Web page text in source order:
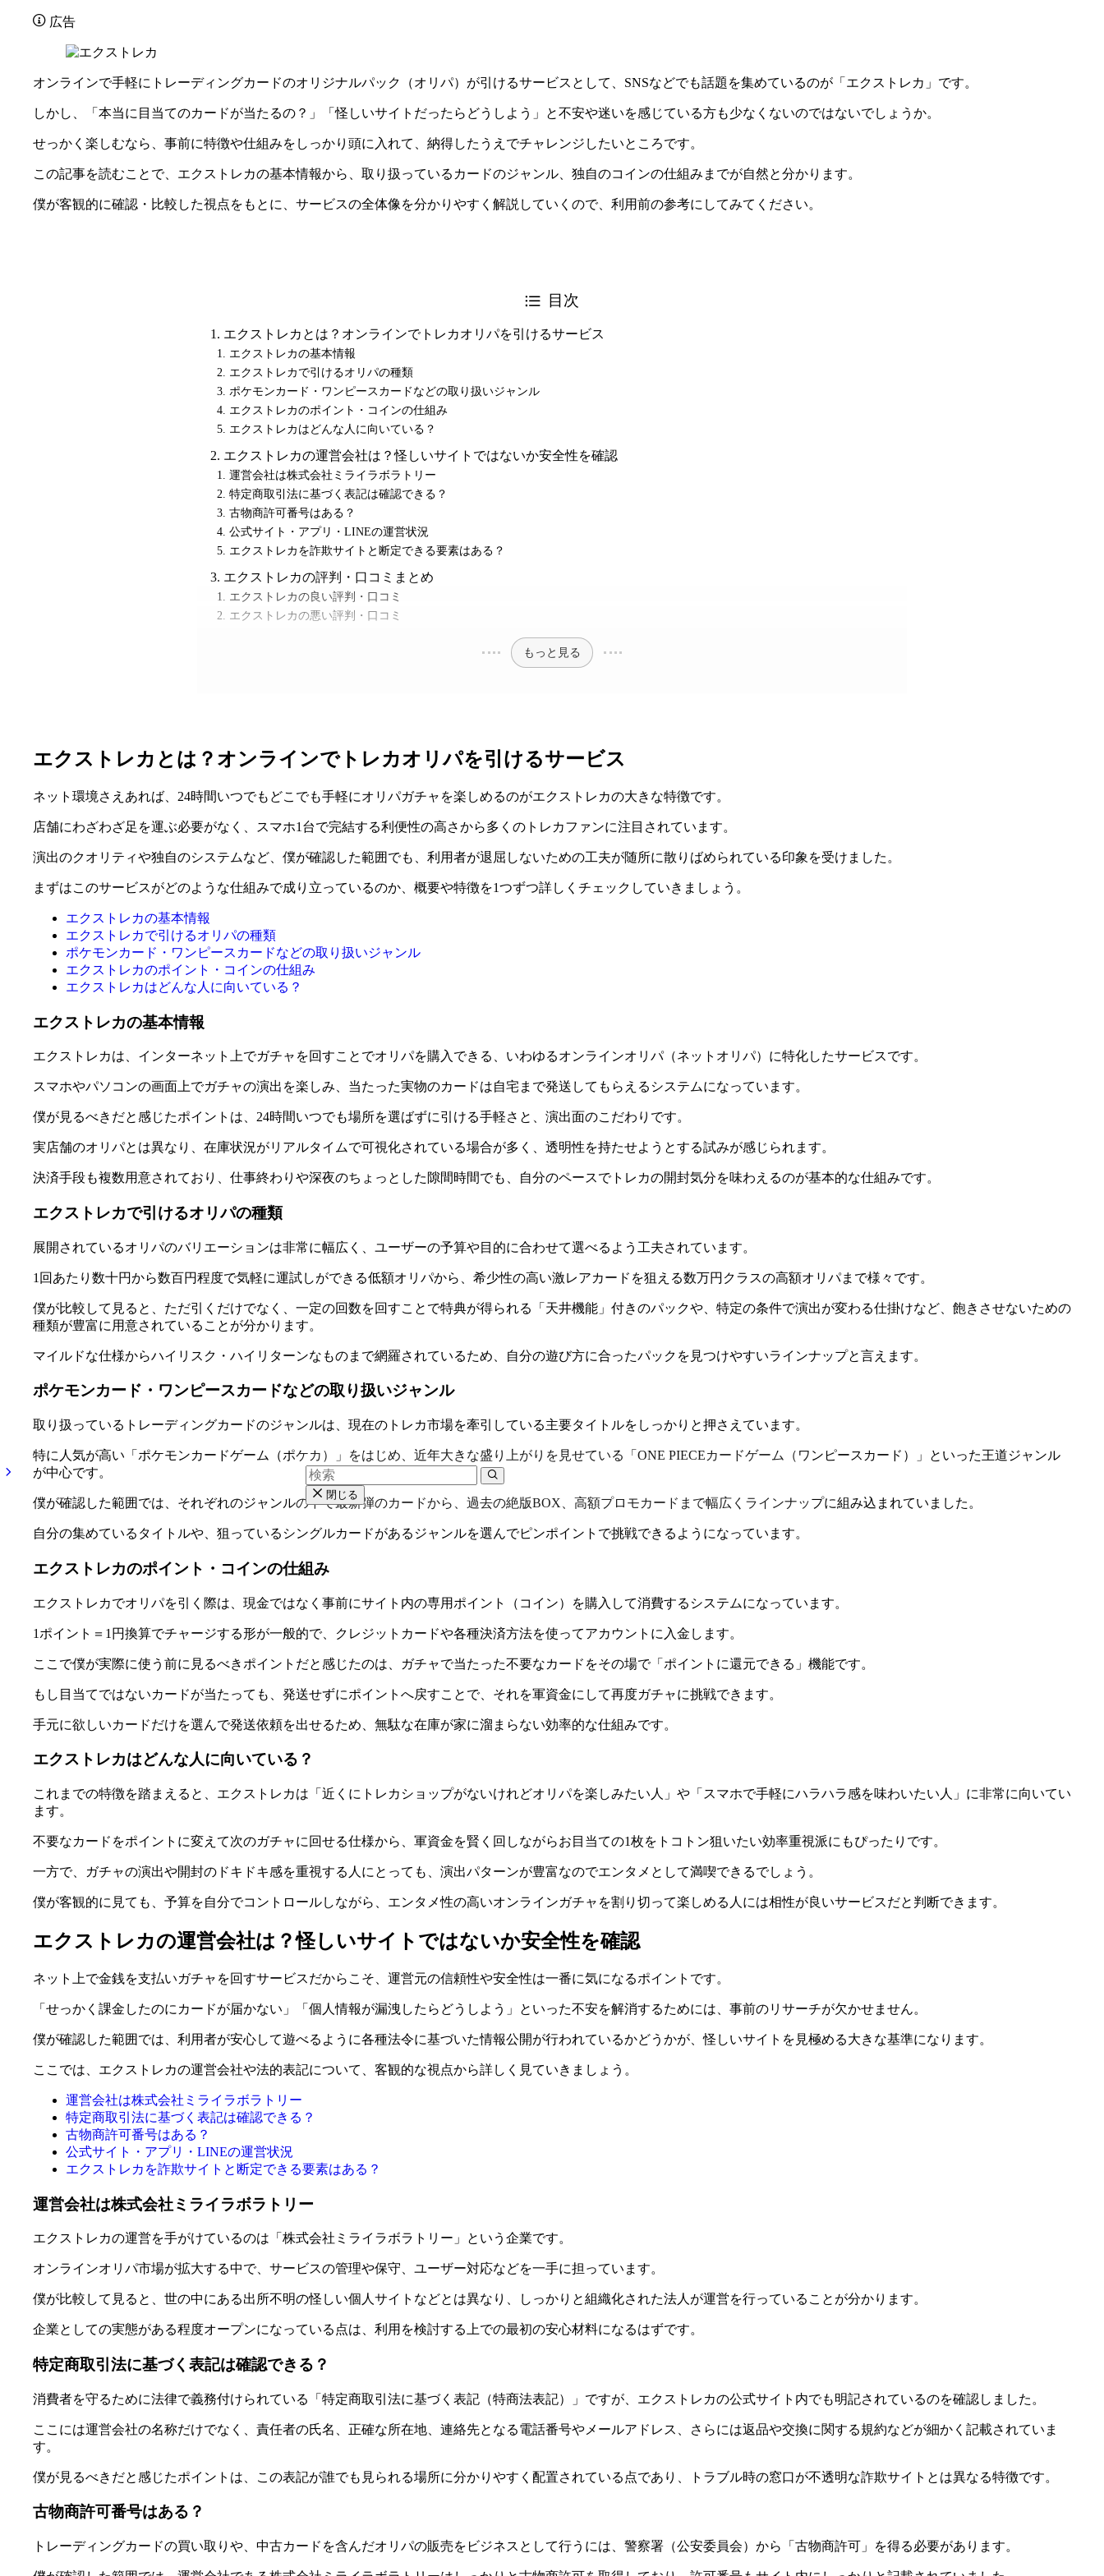
広告
オンラインで手軽にトレーディングカードのオリジナルパック（オリパ）が引けるサービスとして、SNSなどでも話題を集めているのが「エクストレカ」です。
しかし、「本当に目当てのカードが当たるの？」「怪しいサイトだったらどうしよう」と不安や迷いを感じている方も少なくないのではないでしょうか。
せっかく楽しむなら、事前に特徴や仕組みをしっかり頭に入れて、納得したうえでチャレンジしたいところです。
この記事を読むことで、エクストレカの基本情報から、取り扱っているカードのジャンル、独自のコインの仕組みまでが自然と分かります。
僕が客観的に確認・比較した視点をもとに、サービスの全体像を分かりやすく解説していくので、利用前の参考にしてみてください。
目次
エクストレカとは？オンラインでトレカオリパを引けるサービス
エクストレカの基本情報
エクストレカで引けるオリパの種類
ポケモンカード・ワンピースカードなどの取り扱いジャンル
エクストレカのポイント・コインの仕組み
エクストレカはどんな人に向いている？
エクストレカの運営会社は？怪しいサイトではないか安全性を確認
運営会社は株式会社ミライラボラトリー
特定商取引法に基づく表記は確認できる？
古物商許可番号はある？
公式サイト・アプリ・LINEの運営状況
エクストレカを詐欺サイトと断定できる要素はある？
エクストレカの評判・口コミまとめ
エクストレカの良い評判・口コミ
エクストレカの悪い評判・口コミ
もっと見る
エクストレカとは？オンラインでトレカオリパを引けるサービス
ネット環境さえあれば、24時間いつでもどこでも手軽にオリパガチャを楽しめるのがエクストレカの大きな特徴です。
店舗にわざわざ足を運ぶ必要がなく、スマホ1台で完結する利便性の高さから多くのトレカファンに注目されています。
演出のクオリティや独自のシステムなど、僕が確認した範囲でも、利用者が退屈しないための工夫が随所に散りばめられている印象を受けました。
まずはこのサービスがどのような仕組みで成り立っているのか、概要や特徴を1つずつ詳しくチェックしていきましょう。
エクストレカの基本情報
エクストレカで引けるオリパの種類
ポケモンカード・ワンピースカードなどの取り扱いジャンル
エクストレカのポイント・コインの仕組み
エクストレカはどんな人に向いている？
エクストレカの基本情報
エクストレカは、インターネット上でガチャを回すことでオリパを購入できる、いわゆるオンラインオリパ（ネットオリパ）に特化したサービスです。
スマホやパソコンの画面上でガチャの演出を楽しみ、当たった実物のカードは自宅まで発送してもらえるシステムになっています。
僕が見るべきだと感じたポイントは、24時間いつでも場所を選ばずに引ける手軽さと、演出面のこだわりです。
実店舗のオリパとは異なり、在庫状況がリアルタイムで可視化されている場合が多く、透明性を持たせようとする試みが感じられます。
決済手段も複数用意されており、仕事終わりや深夜のちょっとした隙間時間でも、自分のペースでトレカの開封気分を味わえるのが基本的な仕組みです。
エクストレカで引けるオリパの種類
展開されているオリパのバリエーションは非常に幅広く、ユーザーの予算や目的に合わせて選べるよう工夫されています。
1回あたり数十円から数百円程度で気軽に運試しができる低額オリパから、希少性の高い激レアカードを狙える数万円クラスの高額オリパまで様々です。
僕が比較して見ると、ただ引くだけでなく、一定の回数を回すことで特典が得られる「天井機能」付きのパックや、特定の条件で演出が変わる仕掛けなど、飽きさせないための
種類が豊富に用意されていることが分かります。
マイルドな仕様からハイリスク・ハイリターンなものまで網羅されているため、自分の遊び方に合ったパックを見つけやすいラインナップと言えます。
ポケモンカード・ワンピースカードなどの取り扱いジャンル
取り扱っているトレーディングカードのジャンルは、現在のトレカ市場を牽引している主要タイトルをしっかりと押さえています。
特に人気が高い「ポケモンカードゲーム（ポケカ）」をはじめ、近年大きな盛り上がりを見せている「ONE PIECEカードゲーム（ワンピースカード）」といった王道ジャンル
が中心です。
僕が確認した範囲では、それぞれのジャンルの中で最新弾のカードから、過去の絶版BOX、高額プロモカードまで幅広くラインナップに組み込まれていました。
自分の集めているタイトルや、狙っているシングルカードがあるジャンルを選んでピンポイントで挑戦できるようになっています。
エクストレカのポイント・コインの仕組み
エクストレカでオリパを引く際は、現金ではなく事前にサイト内の専用ポイント（コイン）を購入して消費するシステムになっています。
1ポイント＝1円換算でチャージする形が一般的で、クレジットカードや各種決済方法を使ってアカウントに入金します。
ここで僕が実際に使う前に見るべきポイントだと感じたのは、ガチャで当たった不要なカードをその場で「ポイントに還元できる」機能です。
もし目当てではないカードが当たっても、発送せずにポイントへ戻すことで、それを軍資金にして再度ガチャに挑戦できます。
手元に欲しいカードだけを選んで発送依頼を出せるため、無駄な在庫が家に溜まらない効率的な仕組みです。
エクストレカはどんな人に向いている？
これまでの特徴を踏まえると、エクストレカは「近くにトレカショップがないけれどオリパを楽しみたい人」や「スマホで手軽にハラハラ感を味わいたい人」に非常に向いてい
ます。
不要なカードをポイントに変えて次のガチャに回せる仕様から、軍資金を賢く回しながらお目当ての1枚をトコトン狙いたい効率重視派にもぴったりです。
一方で、ガチャの演出や開封のドキドキ感を重視する人にとっても、演出パターンが豊富なのでエンタメとして満喫できるでしょう。
僕が客観的に見ても、予算を自分でコントロールしながら、エンタメ性の高いオンラインガチャを割り切って楽しめる人には相性が良いサービスだと判断できます。
エクストレカの運営会社は？怪しいサイトではないか安全性を確認
ネット上で金銭を支払いガチャを回すサービスだからこそ、運営元の信頼性や安全性は一番に気になるポイントです。
「せっかく課金したのにカードが届かない」「個人情報が漏洩したらどうしよう」といった不安を解消するためには、事前のリサーチが欠かせません。
僕が確認した範囲では、利用者が安心して遊べるように各種法令に基づいた情報公開が行われているかどうかが、怪しいサイトを見極める大きな基準になります。
ここでは、エクストレカの運営会社や法的表記について、客観的な視点から詳しく見ていきましょう。
運営会社は株式会社ミライラボラトリー
特定商取引法に基づく表記は確認できる？
古物商許可番号はある？
公式サイト・アプリ・LINEの運営状況
エクストレカを詐欺サイトと断定できる要素はある？
運営会社は株式会社ミライラボラトリー
エクストレカの運営を手がけているのは「株式会社ミライラボラトリー」という企業です。
オンラインオリパ市場が拡大する中で、サービスの管理や保守、ユーザー対応などを一手に担っています。
僕が比較して見ると、世の中にある出所不明の怪しい個人サイトなどとは異なり、しっかりと組織化された法人が運営を行っていることが分かります。
企業としての実態がある程度オープンになっている点は、利用を検討する上での最初の安心材料になるはずです。
特定商取引法に基づく表記は確認できる？
消費者を守るために法律で義務付けられている「特定商取引法に基づく表記（特商法表記）」ですが、エクストレカの公式サイト内でも明記されているのを確認しました。
ここには運営会社の名称だけでなく、責任者の氏名、正確な所在地、連絡先となる電話番号やメールアドレス、さらには返品や交換に関する規約などが細かく記載されていま
す。
僕が見るべきだと感じたポイントは、この表記が誰でも見られる場所に分かりやすく配置されている点であり、トラブル時の窓口が不透明な詐欺サイトとは異なる特徴です。
古物商許可番号はある？
トレーディングカードの買い取りや、中古カードを含んだオリパの販売をビジネスとして行うには、警察署（公安委員会）から「古物商許可」を得る必要があります。
閉じる